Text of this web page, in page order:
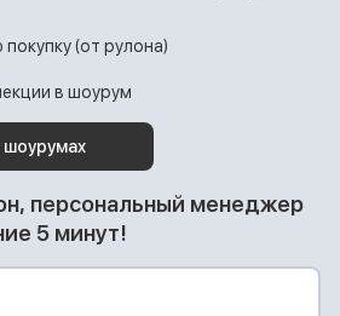
покупку (от рулона)
в шоурум
персональный менеджер
5 минут!